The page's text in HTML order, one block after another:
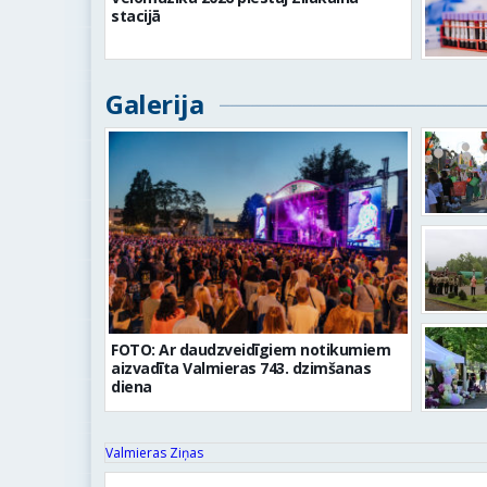
stacijā
Galerija
FOTO: Ar daudzveidīgiem notikumiem
aizvadīta Valmieras 743. dzimšanas
diena
Valmieras Ziņas